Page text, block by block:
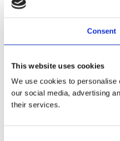
Consent
This website uses cookies
We use cookies to
our social media, advertising
their services.